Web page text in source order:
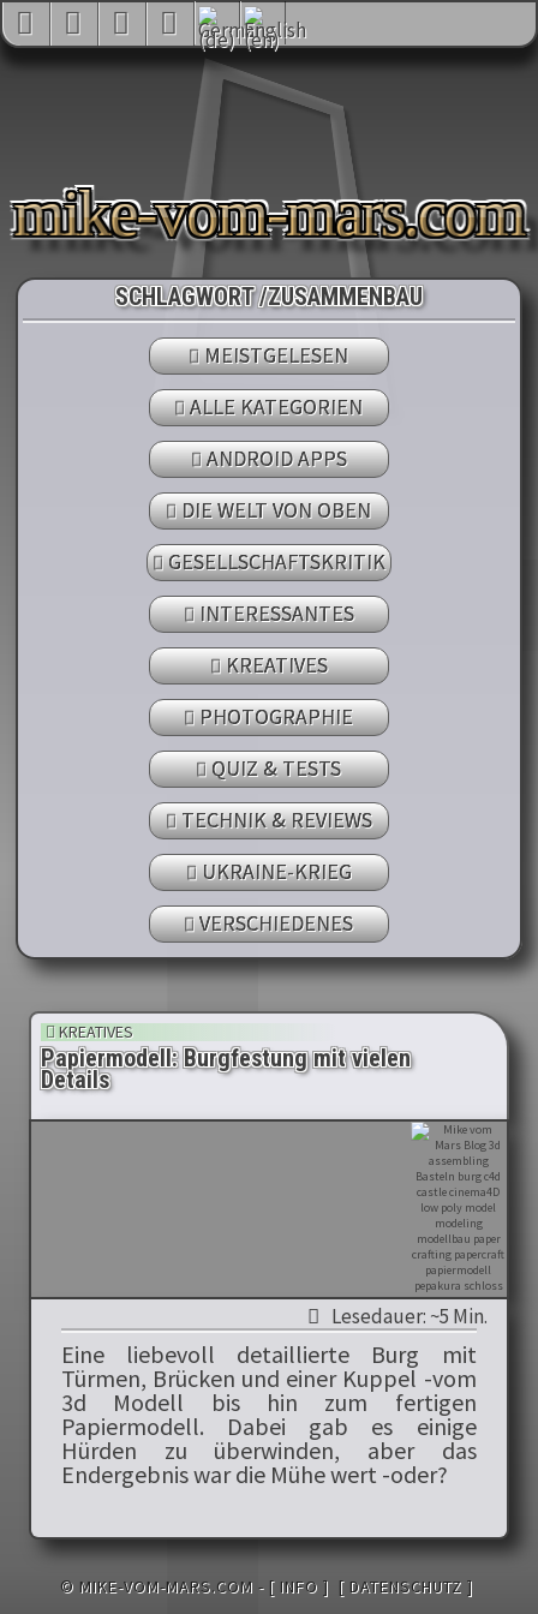
mike-vom-mars.com
SCHLAGWORT /ZUSAMMENBAU
MEISTGELESEN
ALLE KATEGORIEN
ANDROID APPS
DIE WELT VON OBEN
GESELLSCHAFTSKRITIK
INTERESSANTES
KREATIVES
PHOTOGRAPHIE
QUIZ & TESTS
TECHNIK & REVIEWS
UKRAINE-KRIEG
VERSCHIEDENES
KREATIVES
Papiermodell: Burgfestung mit vielen
Details
Lesedauer: ~5 Min.
Eine liebevoll detaillierte Burg mit
Türmen, Brücken und einer Kuppel -vom
3d Modell bis hin zum fertigen
Papiermodell. Dabei gab es einige
Hürden zu überwinden, aber das
Endergebnis war die Mühe wert -oder?
© MIKE-VOM-MARS.COM - [ INFO ] [ DATENSCHUTZ ]